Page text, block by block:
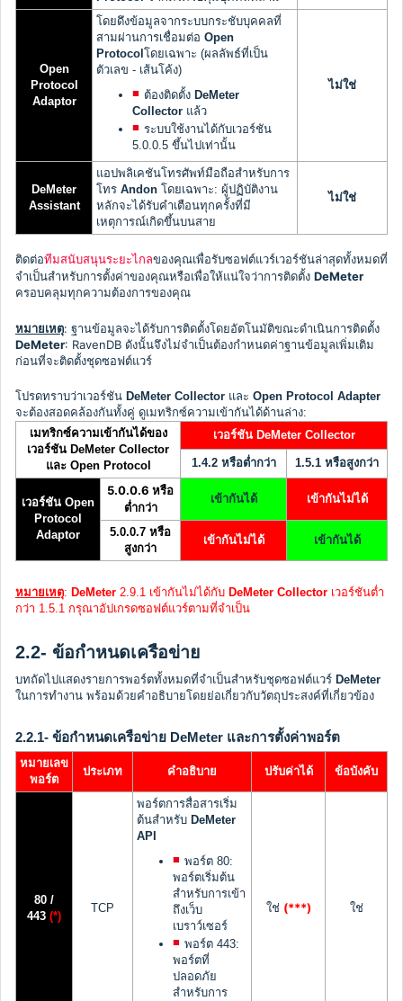
Open
Protocol
Adaptor
โดยดึงข้อมูลจากระบบกระชับบุคคลที่
สามผ่านการเชื่อมต่อ Open
Protocol โดยเฉพาะ (ผลลัพธ์ที่เป็น
ตัวเลข - เส้นโค้ง)
ต้องติดตั้ง DeMeter
Collector แล้ว
ระบบใช้งานได้กับเวอร์ชัน
5.0.0.5 ขึ้นไปเท่านั้น
ไม่ใช่
DeMeter
Assistant
แอปพลิเคชันโทรศัพท์มือถือสำหรับการ
โทร Andon โดยเฉพาะ: ผู้ปฏิบัติงาน
หลักจะได้รับคำเตือนทุกครั้งที่มี
เหตุการณ์เกิดขึ้นบนสาย
ไม่ใช่
ติดต่อทีมสนับสนุนระยะไกลของคุณเพื่อรับซอฟต์แวร์เวอร์ชันล่าสุดทั้งหมดที่
จำเป็นสำหรับการตั้งค่าของคุณหรือเพื่อให้แน่ใจว่าการติดตั้ง DeMeter
ครอบคลุมทุกความต้องการของคุณ
หมายเหตุ: ฐานข้อมูลจะได้รับการติดตั้งโดยอัตโนมัติขณะดำเนินการติดตั้ง
DeMeter: RavenDB ดังนั้นจึงไม่จำเป็นต้องกำหนดค่าฐานข้อมูลเพิ่มเติม
ก่อนที่จะติดตั้งชุดซอฟต์แวร์
โปรดทราบว่าเวอร์ชัน DeMeter Collector และ Open Protocol Adapter
จะต้องสอดคล้องกันทั้งคู่ ดูเมทริกซ์ความเข้ากันได้ด้านล่าง:
เมทริกซ์ความเข้ากันได้ของ
เวอร์ชัน DeMeter Collector
และ Open Protocol
เวอร์ชัน DeMeter Collector
1.4.2 หรือต่ำกว่า 1.5.1 หรือสูงกว่า
เวอร์ชัน Open
Protocol
Adaptor
5.0.0.6 หรือ
ต่ำกว่า
เข้ากันได้ เข้ากันไม่ได้
5.0.0.7 หรือ
สูงกว่า
เข้ากันไม่ได้ เข้ากันได้
หมายเหตุ: DeMeter 2.9.1 เข้ากันไม่ได้กับ DeMeter Collector เวอร์ชันต่ำ
กว่า 1.5.1 กรุณาอัปเกรดซอฟต์แวร์ตามที่จำเป็น
2.2- ข้อกำหนดเครือข่าย
บทถัดไปแสดงรายการพอร์ตทั้งหมดที่จำเป็นสำหรับชุดซอฟต์แวร์ DeMeter
ในการทำงาน พร้อมด้วยคำอธิบายโดยย่อเกี่ยวกับวัตถุประสงค์ที่เกี่ยวข้อง
2.2.1- ข้อกำหนดเครือข่าย DeMeter และการตั้งค่าพอร์ต
หมายเลข
พอร์ต
ประเภท คำอธิบาย ปรับค่าได้ ข้อบังคับ
80 /
443 (*)
TCP
พอร์ตการสื่อสารเริ่ม
ต้นสำหรับ DeMeter
API
พอร์ต 80:
พอร์ตเริ่มต้น
สำหรับการเข้า
ถึงเว็บ
เบราว์เซอร์
พอร์ต 443:
พอร์ตที่
ปลอดภัย
สำหรับการ
ใช่ (***) ใช่